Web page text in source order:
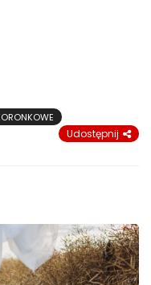
Udostępnij